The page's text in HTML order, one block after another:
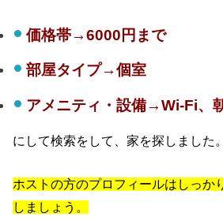
価格帯→6000円まで
部屋タイプ→個室
アメニティ・設備→Wi-Fi、
にして検索をして、家を探しました。
ホストの方のプロフィールはしっか
しましょう。